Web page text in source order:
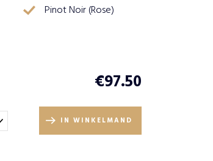
Pinot Noir (Rose)
€97.50
IN WINKELMAND